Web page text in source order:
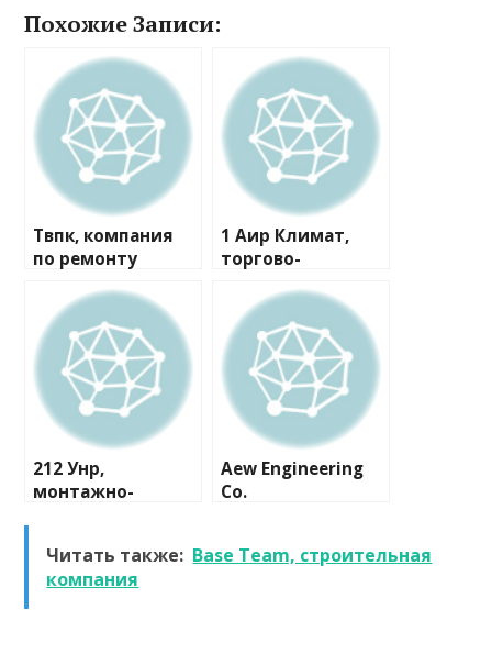
Похожие Записи:
Твпк, компания
по ремонту
1 Аир Климат,
торгово-
компания
212 Унр,
монтажно-
Aew Engineering
Co.
Читать также: Base Team, строительная
компания